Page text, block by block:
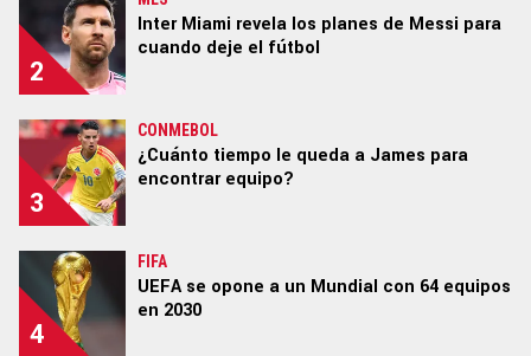
ECUADOR | CHILE
STAFF | CONTACTO
Futbolcentroamerica
Términos y Condiciones
Ad Choices
2
Inter Miami revela los planes de Messi para
cuando deje el fútbol
3
CONMEBOL
¿Cuánto tiempo le queda a James para
encontrar equipo?
4
FIFA
UEFA se opone a un Mundial con 64 equipos
en 2030